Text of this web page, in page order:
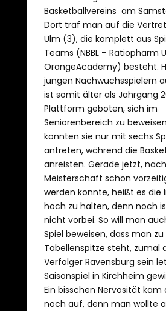
Basketballvereins am
Dort traf man auf die
Ulm (3), die komplett aus
Teams (NBBL – Ratiopharm
OrangeAcademy) besteht.
jungen Nachwuchsspielern
ist somit älter als Jahrgang
Plattform geboten, sich im
Seniorenbereich zu
konnten sie nur mit sechs
antreten, während die
anreisten. Gerade jetzt,
Meisterschaft schon
werden konnte, heißt es die
hoch zu halten, denn noch
nicht vorbei. So will man
Spiel beweisen, dass man
Tabellenspitze steht, zumal
Verfolger Ravensburg sein
Saisonspiel in Kirchheim
Ein bisschen Nervosität kam
noch auf, denn man wollte